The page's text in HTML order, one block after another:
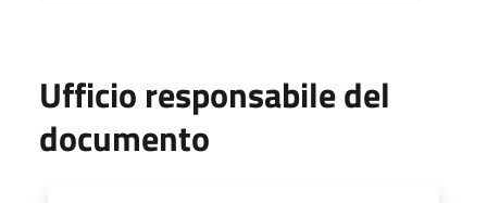
Ufficio responsabile del
documento